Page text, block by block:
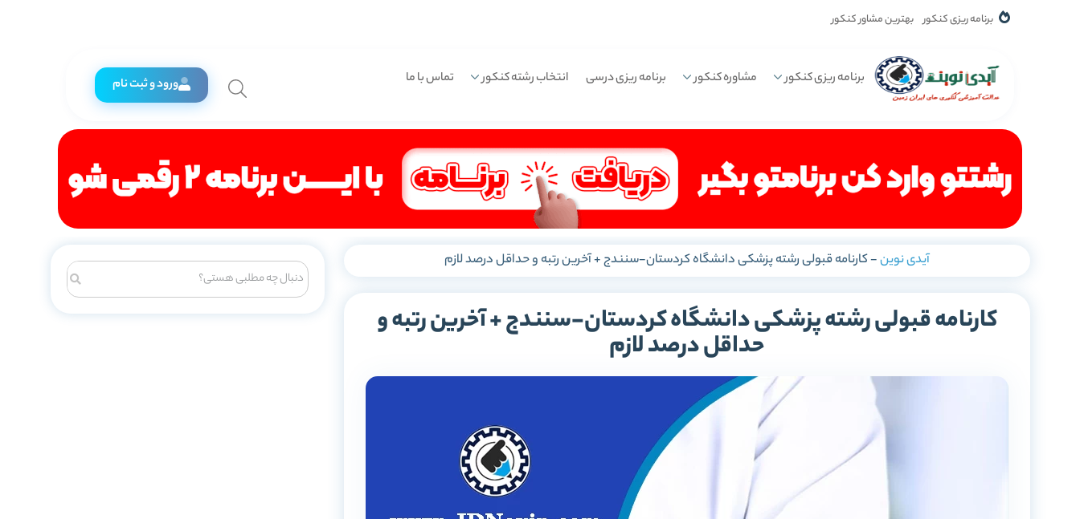
برنامه ریزی کنکور بهترین مشاور کنکور
برنامه ریزی کنکور مشاوره کنکور برنامه ریزی درسی انتخاب رشته کنکور تماس با ما ورود و ثبت نام
آیدی نوین-کارنامه قبولی رشته پزشکی دانشگاه کردستان-سنندج + آخرین رتبه و حداقل درصد لازم
کارنامه قبولی رشته پزشکی دانشگاه کردستان-سنندج + آخرین رتبه و
حداقل درصد لازم